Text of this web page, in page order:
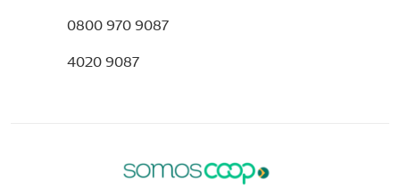
0800 970 9087
4020 9087